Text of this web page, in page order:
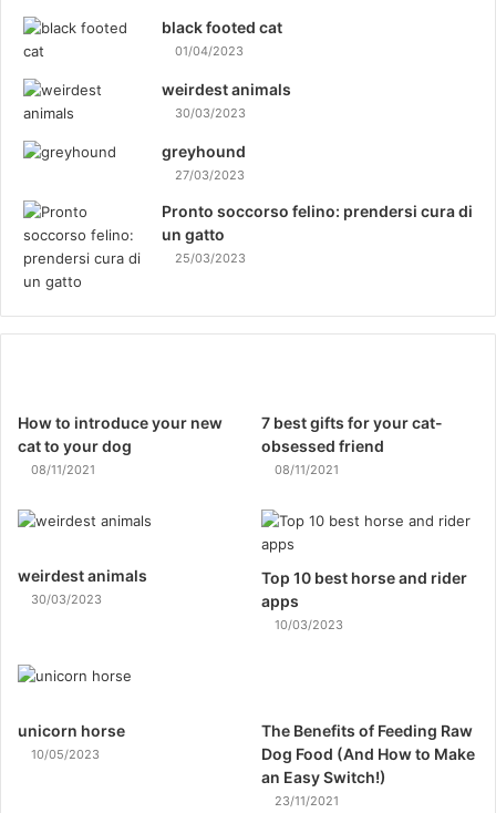
black footed cat
01/04/2023
weirdest animals
30/03/2023
greyhound
27/03/2023
Pronto soccorso felino: prendersi cura di
un gatto
25/03/2023
How to introduce your new
cat to your dog
08/11/2021
7 best gifts for your cat-
obsessed friend
08/11/2021
weirdest animals
30/03/2023
Top 10 best horse and rider
apps
10/03/2023
unicorn horse
10/05/2023
The Benefits of Feeding Raw
Dog Food (And How to Make
an Easy Switch!)
23/11/2021